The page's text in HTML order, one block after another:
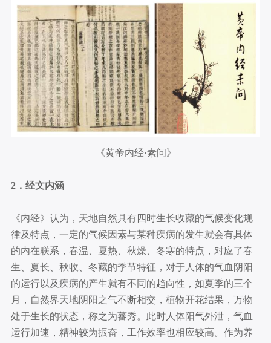
《黄帝内经·素问》
2．经文内涵
《内经》认为，天地自然具有四时生长收藏的气候变化规
律及特点，一定的气候因素与某种疾病的发生就会有具体
的内在联系，春温、夏热、秋燥、冬寒的特点，对应了春
生、夏长、秋收、冬藏的季节特征，对于人体的气血阴阳
的运行以及疾病的产生就有不同的趋向性，如夏季的三个
月，自然界天地阴阳之气不断相交，植物开花结果，万物
处于生长的状态，称之为蕃秀。此时人体阳气外泄，气血
运行加速，精神较为振奋，工作效率也相应较高。作为养